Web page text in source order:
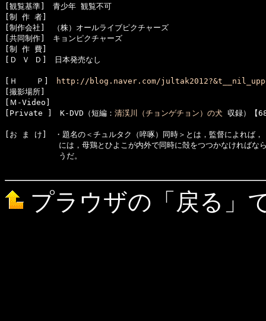
[観覧基準]　青少年 観覧不可
[制 作 者]
[制作会社]　（株）オールライブピクチャーズ
[共同制作]　キョンピクチャーズ
[制 作 費]
[Ｄ Ｖ Ｄ]　日本発売なし
[Ｈ    Ｐ]
http://blog.naver.com/
[撮影場所]
[Ｍ-Video]
[Private ]　K-DVD（短編： 清渓川（チョンゲチョン）の犬
[お ま け]　・題名の＜チュルタク（啐啄）同時＞とは，監督によれば，
には，母鶏とひよこが内外で同時に殻をつつかなければならな
うだ。
プラウザの「戻る」